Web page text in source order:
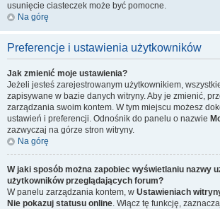
usunięcie ciasteczek może być pomocne.
Na górę
Preferencje i ustawienia użytkowników
Jak zmienić moje ustawienia?
Jeżeli jesteś zarejestrowanym użytkownikiem,
zapisywane w bazie danych witryny. Aby je zmienić,
zarządzania swoim kontem. W tym miejscu możesz
ustawień i preferencji. Odnośnik do panelu o nazwie
zazwyczaj na górze stron witryny.
Na górę
W jaki sposób można zapobiec wyświetlaniu nazwy
użytkowników przeglądających forum?
W panelu zarządzania kontem, w Ustawieniach
Nie pokazuj statusu online. Włącz tę funkcję,